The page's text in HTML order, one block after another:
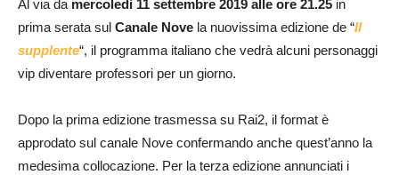
Al via da mercoledì 11 settembre 2019 alle ore 21.25 in
prima serata sul Canale Nove la nuovissima edizione de “Il
supplente“, il programma italiano che vedrà alcuni personaggi
vip diventare professori per un giorno.
Dopo la prima edizione trasmessa su Rai2, il format è
approdato sul canale Nove confermando anche quest’anno la
medesima collocazione. Per la terza edizione annunciati i